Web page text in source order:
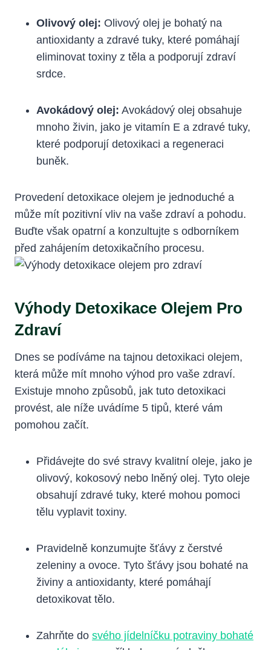
Olivový olej: Olivový olej je bohatý na
antioxidanty a zdravé tuky, které pomáhají
eliminovat toxiny z těla a podporují zdraví
srdce.
Avokádový olej: Avokádový olej obsahuje
mnoho živin, jako je vitamín E a zdravé tuky,
které podporují detoxikaci a regeneraci
buněk.
Provedení detoxikace olejem je jednoduché a
může mít pozitivní vliv na vaše zdraví a pohodu.
Buďte však opatrní a konzultujte s odborníkem
před zahájením detoxikačního procesu.
Výhody Detoxikace Olejem Pro
Zdraví
Dnes se podíváme na tajnou detoxikaci olejem,
která může mít mnoho výhod pro vaše zdraví.
Existuje mnoho způsobů, jak tuto detoxikaci
provést, ale níže uvádíme 5 tipů, které vám
pomohou začít.
Přidávejte do své stravy kvalitní oleje, jako je
olivový, kokosový nebo lněný olej. Tyto oleje
obsahují zdravé tuky, které mohou pomoci
tělu vyplavit toxiny.
Pravidelně konzumujte šťávy z čerstvé
zeleniny a ovoce. Tyto šťávy jsou bohaté na
živiny a antioxidanty, které pomáhají
detoxikovat tělo.
Zahrňte do svého jídelníčku potraviny bohaté